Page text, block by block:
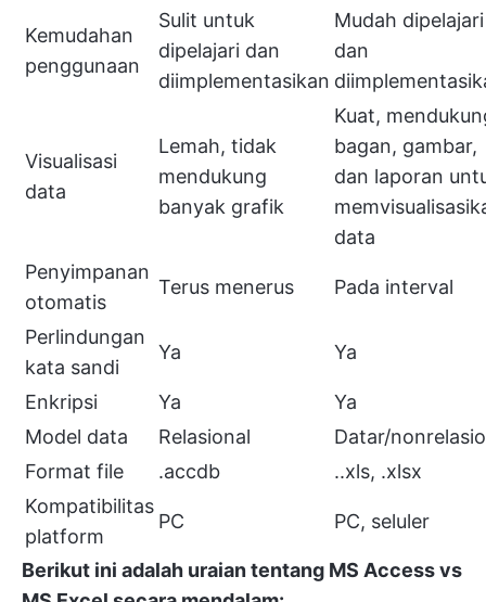
Kemudahan
penggunaan
Sulit untuk
dipelajari dan
diimplementasikan
Mudah dipelajari
dan
Visualisasi
data
Lemah, tidak
mendukung
banyak grafik
Kuat,
bagan, gambar,
dan laporan
data
Penyimpanan
otomatis
Terus menerus Pada interval
Perlindungan
kata sandi
Ya Ya
Enkripsi Ya
Ya
Model data
Relasional
Datar/
Format file
.accdb
..xls, .xlsx
Kompatibilitas
platform
PC PC, seluler
Berikut ini adalah uraian tentang MS Access vs